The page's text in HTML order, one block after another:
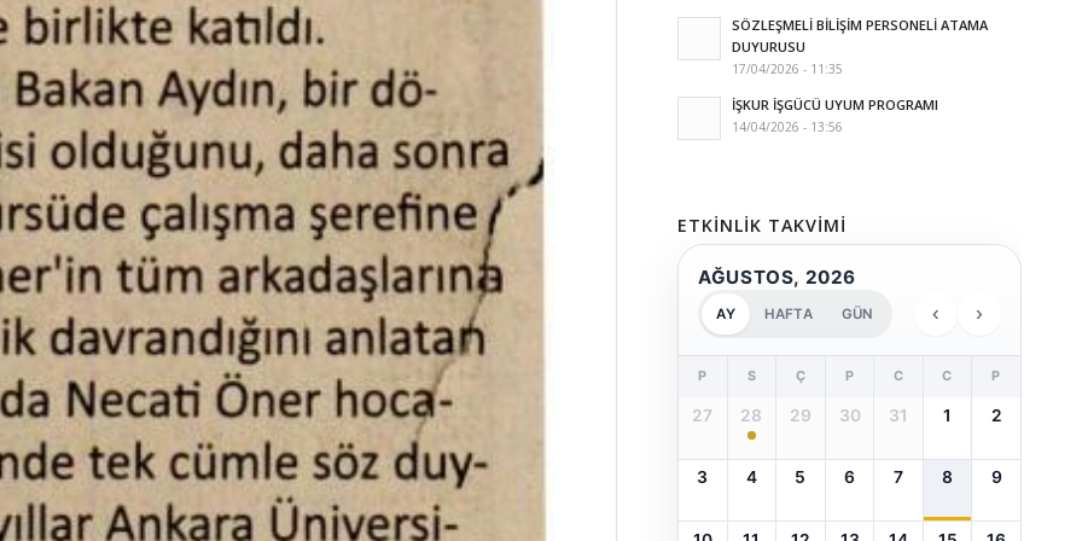
SÖZLEŞMELİ BİLİŞİM PERSONELİ ATAMA
DUYURUSU
17/04/2026 - 11:35
İŞKUR İŞGÜCÜ UYUM PROGRAMI
14/04/2026 - 13:56
ETKINLIK TAKVIMI
AĞUSTOS, 2026
AY HAFTA GÜN ‹ ›
P S Ç P C C P
27 28 29 30 31 1 2
3 4 5 6 7 8 9